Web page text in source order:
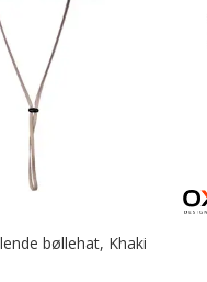
bøllehat, Khaki